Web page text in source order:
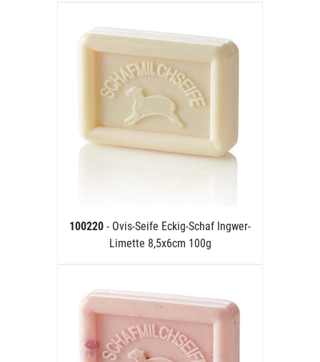
100220 - Ovis-Seife Eckig-Schaf Ingwer-
Limette 8,5x6cm 100g